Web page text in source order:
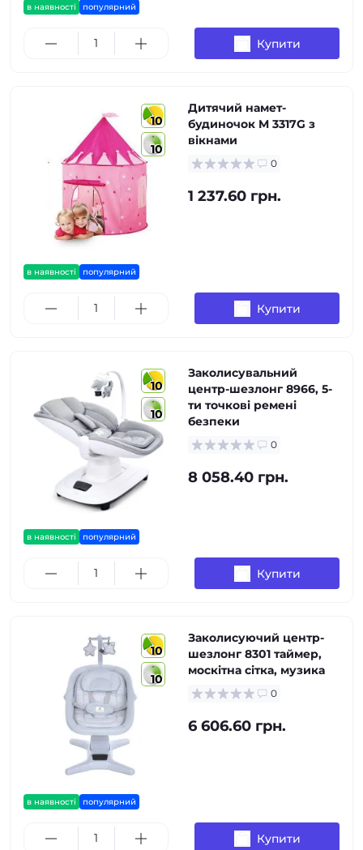
в наявності популярний
Купити
10
10
в наявності популярний
Дитячий намет-
будиночок M 3317G з
вікнами
0
1 237.60 грн.
Купити
10
10
в наявності популярний
Заколисувальний
центр-шезлонг 8966, 5-
ти точкові ремені
безпеки
0
8 058.40 грн.
Купити
10
10
в наявності популярний
Заколисуючий центр-
шезлонг 8301 таймер,
москітна сітка, музика
0
6 606.60 грн.
Купити